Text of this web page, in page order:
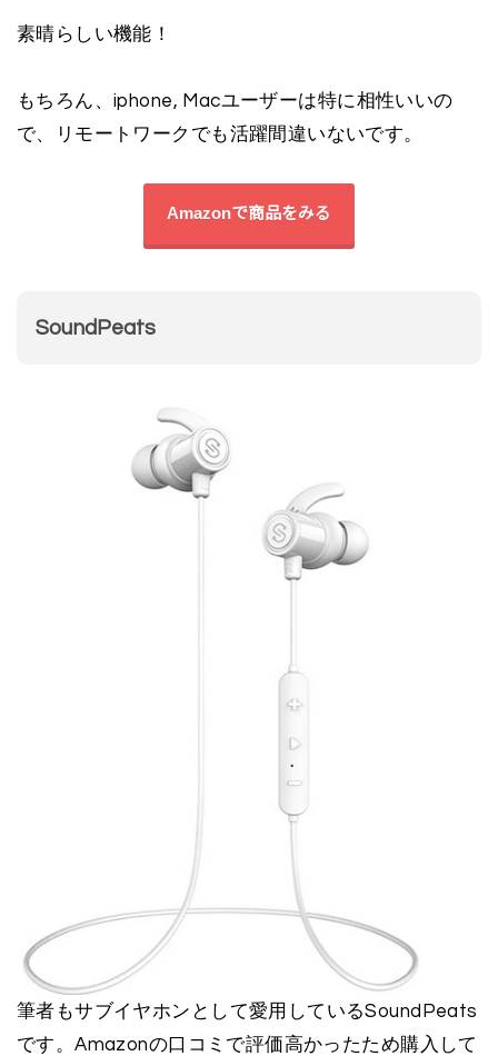
素晴らしい機能！
もちろん、iphone, Macユーザーは特に相性いいの
で、リモートワークでも活躍間違いないです。
Amazonで商品をみる
SoundPeats
筆者もサブイヤホンとして愛用しているSoundPeats
です。Amazonの口コミで評価高かったため購入して